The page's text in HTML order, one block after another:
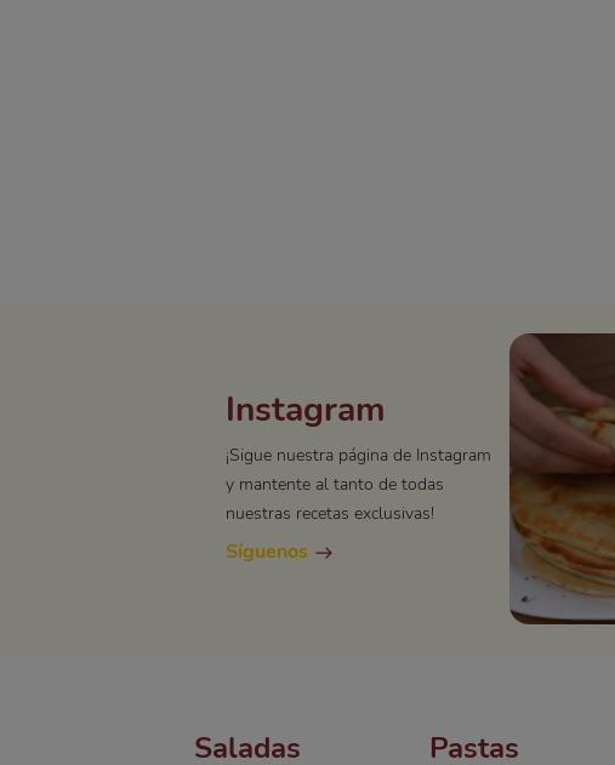
Instagram
¡Sigue nuestra página de Instagram
y mantente al tanto de todas
nuestras recetas exclusivas!
Síguenos
Saladas Pastas